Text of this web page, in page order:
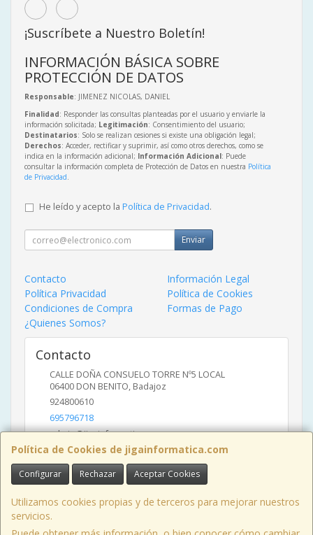
Política de Cookies de jigainformatica.com
Configurar Rechazar Aceptar Cookies
Utilizamos cookies propias y de terceros para mejorar nuestros
servicios.
¡Suscríbete a Nuestro Boletín!
INFORMACIÓN BÁSICA SOBRE
PROTECCIÓN DE DATOS
Responsable: JIMENEZ NICOLAS, DANIEL
Finalidad: Responder las consultas planteadas por el usuario y enviarle la
información solicitada; Legitimación: Consentimiento del usuario;
Destinatarios: Solo se realizan cesiones si existe una obligación legal;
Derechos: Acceder, rectificar y suprimir, así como otros derechos, como se
indica en la información adicional; Información Adicional: Puede
consultar la información completa de Protección de Datos en nuestra Política
de Privacidad.
He leído y acepto la Política de Privacidad.
Enviar
Contacto
Información Legal
Política Privacidad
Política de Cookies
Condiciones de Compra
Formas de Pago
¿Quienes Somos?
Contacto
CALLE DOÑA CONSUELO TORRE Nº5 LOCAL
06400 DON BENITO, Badajoz
924800610
695796718
admin@jigainformatica.com
Horario
10:00 a 14:00 y de 17:00 a 20:00